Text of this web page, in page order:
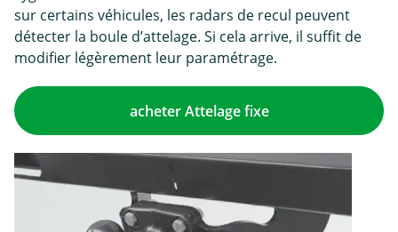
sur certains véhicules, les radars de recul peuvent
détecter la boule d’attelage. Si cela arrive, il suffit de
modifier légèrement leur paramétrage.
acheter Attelage fixe